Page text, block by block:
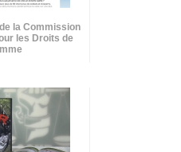
la Commission
les Droits de